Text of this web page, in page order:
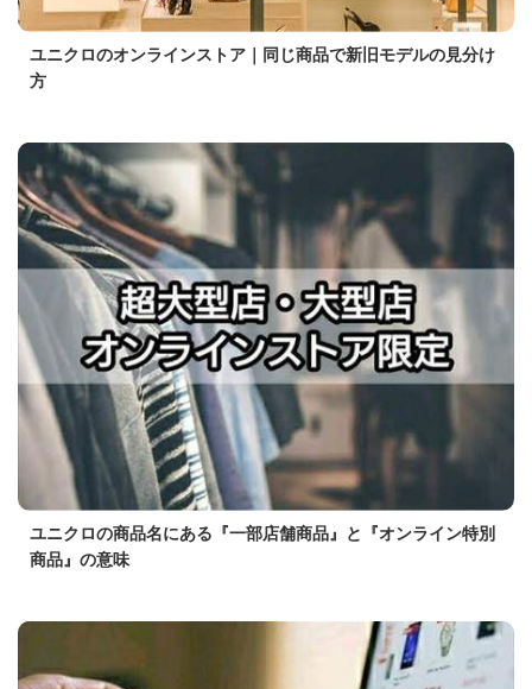
ユニクロのオンラインストア｜同じ商品で新旧モデルの見分け
方
ユニクロの商品名にある『一部店舗商品』と『オンライン特別
商品』の意味